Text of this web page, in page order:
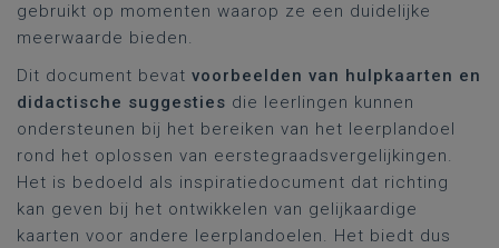
gebruikt op momenten waarop ze een duidelijke
meerwaarde bieden.
Dit document bevat voorbeelden van hulpkaarten en
didactische suggesties die leerlingen kunnen
ondersteunen bij het bereiken van het leerplandoel
rond het oplossen van eerstegraadsvergelijkingen.
Het is bedoeld als inspiratiedocument dat richting
kan geven bij het ontwikkelen van gelijkaardige
kaarten voor andere leerplandoelen. Het biedt dus